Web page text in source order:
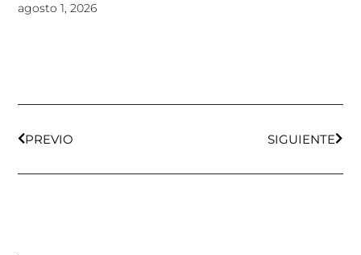
agosto 1, 2026
PREVIO SIGUIENTE